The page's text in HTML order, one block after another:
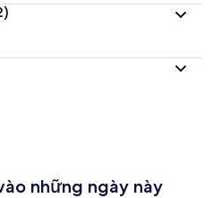
những ngày này